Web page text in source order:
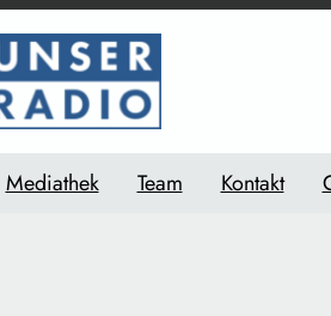
Mediathek Team Kontakt